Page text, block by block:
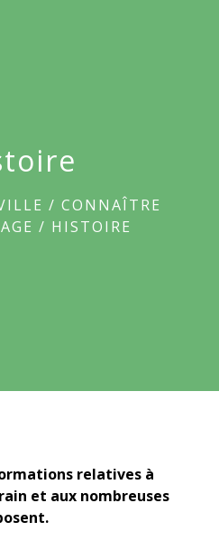
/ CONNAÎTRE
/ HISTOIRE
relatives à
et aux nombreuses